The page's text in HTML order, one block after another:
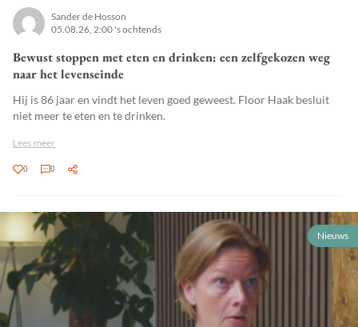
Sander de Hosson
05.08.26, 2:00 's ochtends
Bewust stoppen met eten en drinken: een zelfgekozen weg
naar het levenseinde
Hij is 86 jaar en vindt het leven goed geweest. Floor Haak besluit
niet meer te eten en te drinken.
Lees meer
0 0
Nieuws